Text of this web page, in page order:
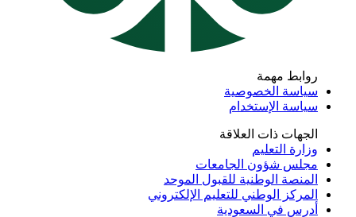
روابط مهمة
سياسة الخصوصية
سياسة الإستخدام
الجهات ذات العلاقة
وزارة التعليم
مجلس شؤون الجامعات
المنصة الوطنية للقبول الموحد
المركز الوطني للتعليم الإلكتروني
أدرس في السعودية